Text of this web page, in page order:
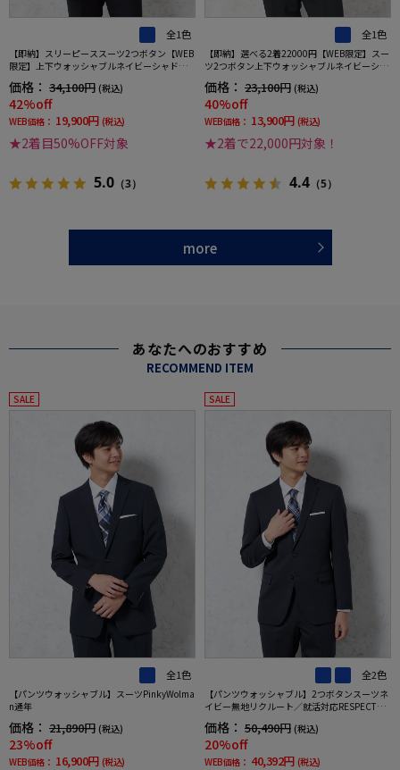
全1色
【即納】スリーピーススーツ2つボタン【WEB
限定】上下ウォッシャブルネイビーシャドウ
価格： 34,100円 (税込)
42%off
WEB価格： 19,900円 (税込)
★2着目50%OFF対象
5.0 （3）
全1色
【即納】選べる2着22000円【WEB限定】スー
ツ2つボタン上下ウォッシャブルネイビーシャ
価格： 23,100円 (税込)
40%off
WEB価格： 13,900円 (税込)
★2着で22,000円対象！
4.4 （5）
more
あなたへのおすすめ
RECOMMEND ITEM
SALE
全1色
【パンツウォッシャブル】スーツPinkyWolma
n通年
価格： 21,890円 (税込)
23%off
WEB価格： 16,900円 (税込)
SALE
全2色
【パンツウォッシャブル】2つボタンスーツネ
イビー無地リクルート／就活対応RESPECTNE
価格： 50,490円 (税込)
20%off
WEB価格： 40,392円 (税込)